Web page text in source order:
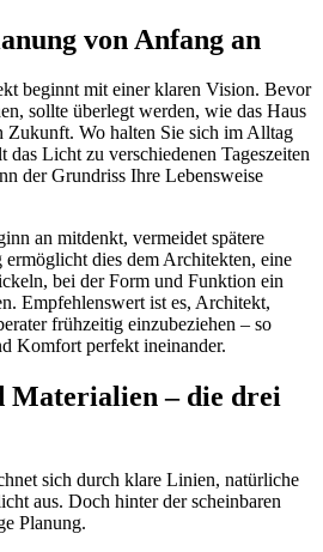
von Anfang an
beginnt mit einer klaren Vision. Bevor
sollte überlegt werden, wie das Haus
Zukunft. Wo halten Sie sich im Alltag
das Licht zu verschiedenen Tageszeiten
der Grundriss Ihre Lebensweise
an mitdenkt, vermeidet spätere
dies dem Architekten, eine
bei der Form und Funktion ein
Empfehlenswert ist es, Architekt,
frühzeitig einzubeziehen – so
Komfort perfekt ineinander.
Materialien – die drei
sich durch klare Linien, natürliche
aus. Doch hinter der scheinbaren
Planung.